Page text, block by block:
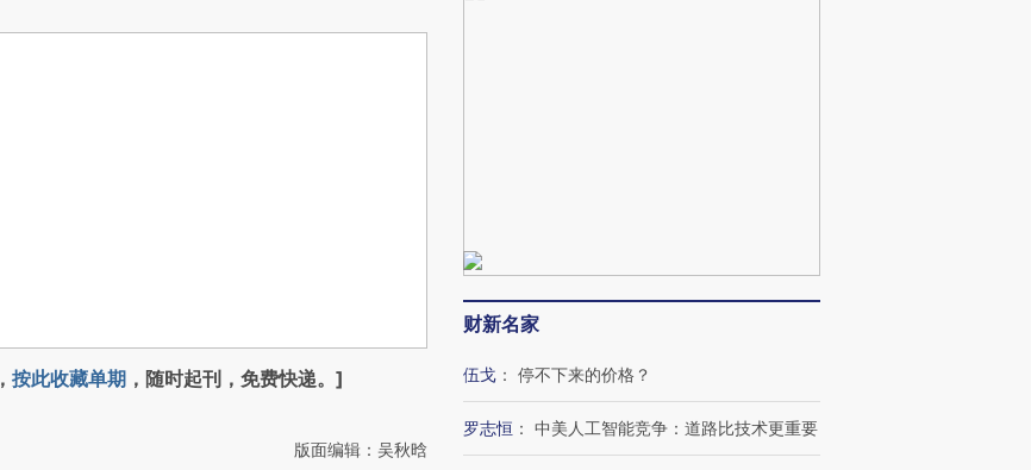
， 按此收藏单期 ，随时起刊，免费快递。]
版面编辑：吴秋晗
财新名家
伍戈 ： 停不下来的价格？
罗志恒 ： 中美人工智能竞争：道路比技术更重要